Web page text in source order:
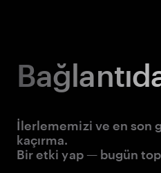
İlerlememizi ve en son
kaçırma.
Bir etki yap — bugün